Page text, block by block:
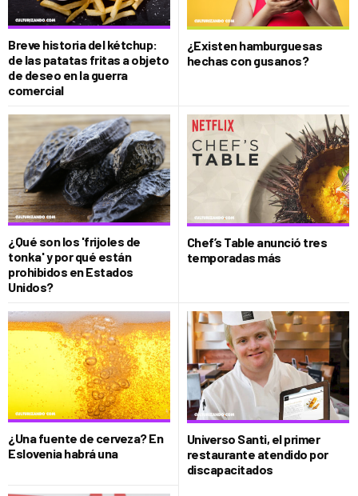
Breve historia del kétchup:
de las patatas fritas a objeto
de deseo en la guerra
comercial
¿Existen hamburguesas
hechas con gusanos?
¿Qué son los 'frijoles de
tonka' y por qué están
prohibidos en Estados
Unidos?
Chef’s Table anunció tres
temporadas más
¿Una fuente de cerveza? En
Eslovenia habrá una
Universo Santi, el primer
restaurante atendido por
discapacitados